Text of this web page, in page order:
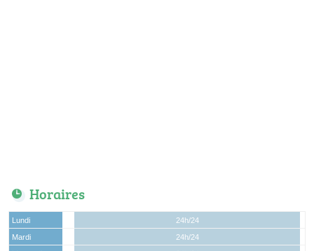
Horaires
Lundi
24h/24
Mardi
24h/24